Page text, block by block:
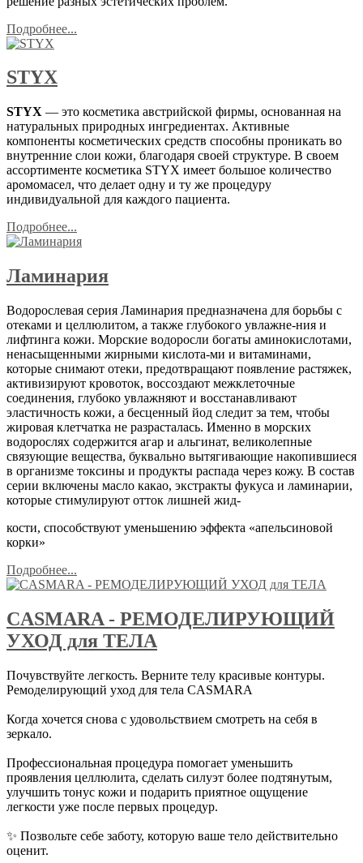
Подробнее...
STYX
STYX — это косметика австрийской фирмы, основанная на
натуральных природных ингредиентах. Активные
компоненты косметических средств способны проникать во
внутренние слои кожи, благодаря своей структуре. В своем
ассортименте косметика STYX имеет большое количество
аромомасел, что делает одну и ту же процедуру
индивидуальной для каждого пациента.
Подробнее...
Ламинария
Водорослевая серия Ламинария предназначена для борьбы с
отеками и целлюлитом, а также глубокого увлажне-ния и
лифтинга кожи. Морские водоросли богаты аминокислотами,
ненасыщенными жирными кислота-ми и витаминами,
которые снимают отеки, предотвращают появление растяжек,
активизируют кровоток, воссоздают межклеточные
соединения, глубоко увлажняют и восстанавливают
эластичность кожи, а бесценный йод следит за тем, чтобы
жировая клетчатка не разрасталась. Именно в морских
водорослях содержится агар и альгинат, великолепные
связующие вещества, буквально вытягивающие накопившиеся
в организме токсины и продукты распада через кожу. В состав
серии включены масло какао, экстракты фукуса и ламинарии,
которые стимулируют отток лишней жид-
кости, способствуют уменьшению эффекта «апельсиновой
корки»
Подробнее...
CASMARA - РЕМОДЕЛИРУЮЩИЙ
УХОД для ТЕЛА
Почувствуйте легкость. Верните телу красивые контуры.
Ремоделирующий уход для тела CASMARA
Когда хочется снова с удовольствием смотреть на себя в
зеркало.
Профессиональная процедура помогает уменьшить
проявления целлюлита, сделать силуэт более подтянутым,
улучшить тонус кожи и подарить приятное ощущение
легкости уже после первых процедур.
✨ Позвольте себе заботу, которую ваше тело действительно
оценит.